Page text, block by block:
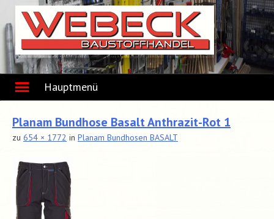
content
Hauptmenü
Planam Bundhose Basalt Anthrazit-Rot 1
zu 654 × 1772 in Planam Bundhosen BASALT